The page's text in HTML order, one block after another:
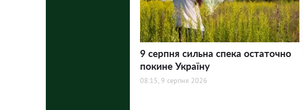
9 серпня сильна спека остаточно
покине Україну
08:15, 9 серпня 2026